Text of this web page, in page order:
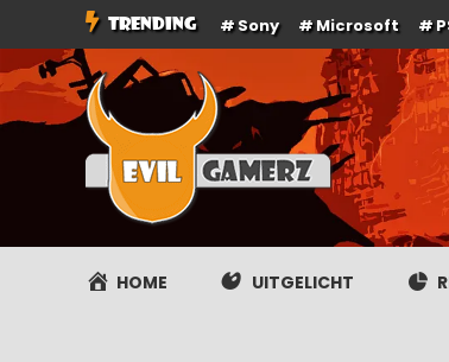
naar
de
TRENDING Sony Microsoft
Evilgamerz
Het meest interessante game nieuws,
HOME UITGELICHT